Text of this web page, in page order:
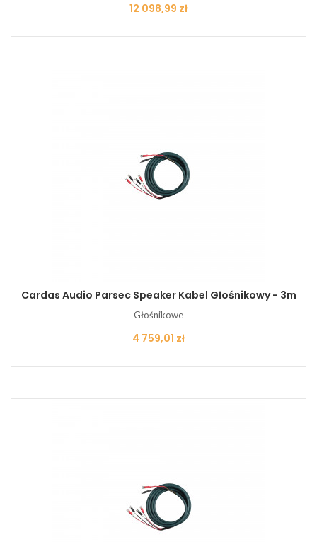
Cena
12 098,99 zł
Cardas Audio Parsec Speaker Kabel Głośnikowy - 3m
Głośnikowe
Cena
4 759,01 zł